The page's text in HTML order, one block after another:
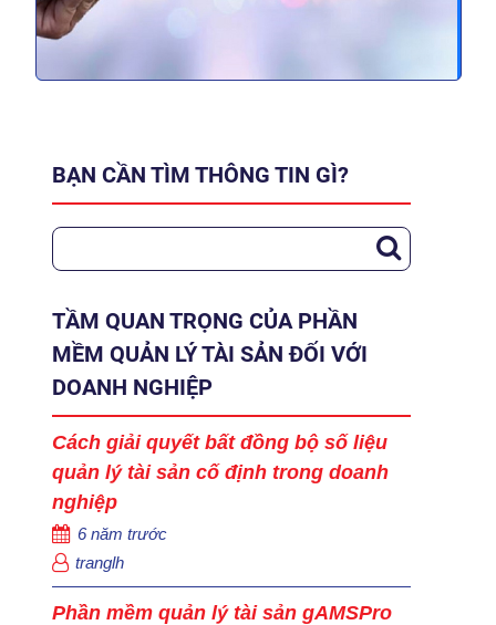
BẠN CẦN TÌM THÔNG TIN GÌ?
TẦM QUAN TRỌNG CỦA PHẦN
MỀM QUẢN LÝ TÀI SẢN ĐỐI VỚI
DOANH NGHIỆP
Cách giải quyết bất đồng bộ số liệu
quản lý tài sản cố định trong doanh
nghiệp
6 năm trước
tranglh
Phần mềm quản lý tài sản gAMSPro